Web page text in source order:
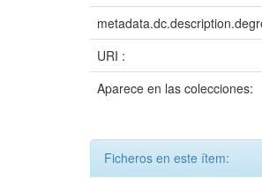
URI :
Aparece en las colecciones:
Ficheros en este ítem: